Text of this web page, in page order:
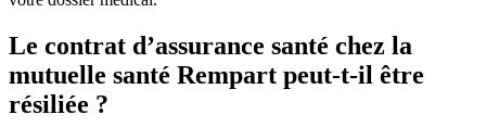
Le contrat d’assurance santé chez la
mutuelle santé Rempart peut-t-il être
résiliée ?